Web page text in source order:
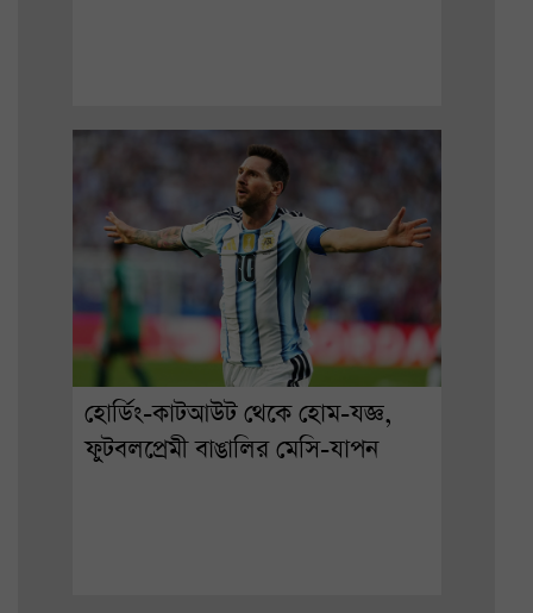
হোর্ডিং-কাটআউট থেকে হোম-যজ্ঞ,
ফুটবলপ্রেমী বাঙালির মেসি-যাপন